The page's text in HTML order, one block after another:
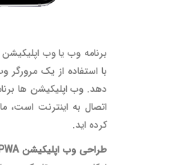
با استفاده از یک
دهد. وب اپلیکیشن ها
اتصال به اینترنت است،
کرده اید.
طراحی وب اپلیکیشنPWA